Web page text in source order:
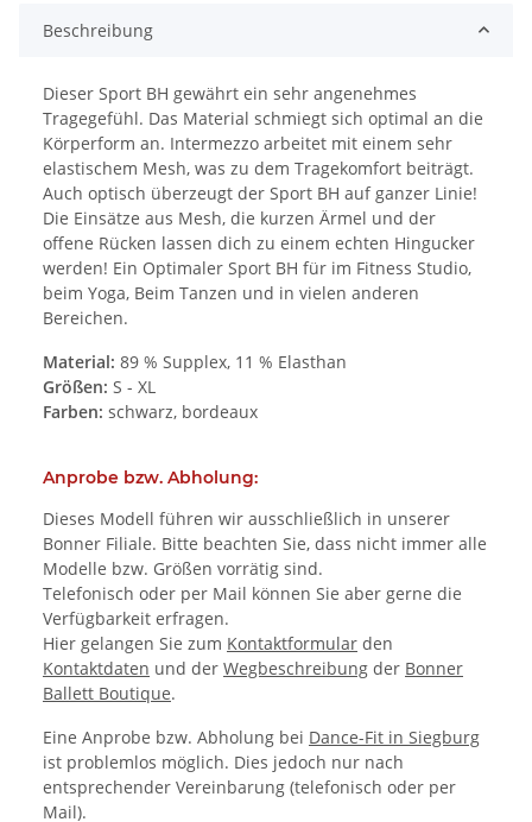
Beschreibung
Dieser Sport BH gewährt ein sehr angenehmes
Tragegefühl. Das Material schmiegt sich optimal an die
Körperform an. Intermezzo arbeitet mit einem sehr
elastischem Mesh, was zu dem Tragekomfort beiträgt.
Auch optisch überzeugt der Sport BH auf ganzer Linie!
Die Einsätze aus Mesh, die kurzen Ärmel und der
offene Rücken lassen dich zu einem echten Hingucker
werden! Ein Optimaler Sport BH für im Fitness Studio,
beim Yoga, Beim Tanzen und in vielen anderen
Bereichen.
Material: 89 % Supplex, 11 % Elasthan
Größen: S - XL
Farben: schwarz, bordeaux
Anprobe bzw. Abholung:
Dieses Modell führen wir ausschließlich in unserer
Bonner Filiale. Bitte beachten Sie, dass nicht immer alle
Modelle bzw. Größen vorrätig sind.
Telefonisch oder per Mail können Sie aber gerne die
Verfügbarkeit erfragen.
Hier gelangen Sie zum Kontaktformular den
Kontaktdaten und der Wegbeschreibung der Bonner
Ballett Boutique.
Eine Anprobe bzw. Abholung bei Dance-Fit in Siegburg
ist problemlos möglich. Dies jedoch nur nach
entsprechender Vereinbarung (telefonisch oder per
Mail).